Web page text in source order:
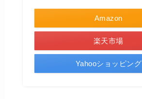
Amazon
楽天市場
Yahooショッピング